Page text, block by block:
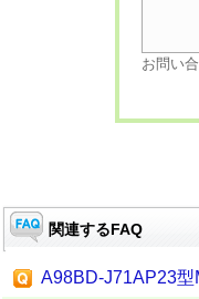
お問い
関連するFAQ
A98BD-J71AP23